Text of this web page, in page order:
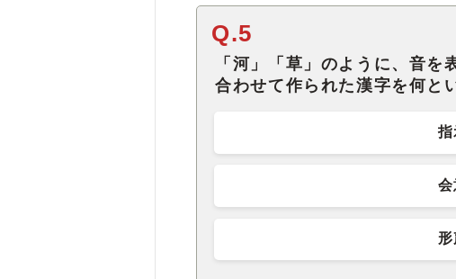
Q.5
「河」「草」のように、音
合わせて作られた漢字を何と